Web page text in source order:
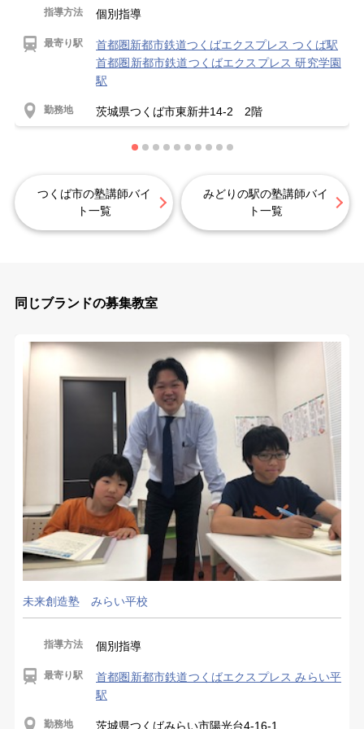
指導方法 個別指導
最寄り駅
首都圏新都市鉄道つくばエクスプレス つくば駅
首都圏新都市鉄道つくばエクスプレス 研究学園
駅
勤務地 茨城県つくば市東新井14-2 2階
つくば市の塾講師バイ
ト一覧
みどりの駅の塾講師バイ
ト一覧
同じブランドの募集教室
未来創造塾 みらい平校
指導方法 個別指導
最寄り駅
首都圏新都市鉄道つくばエクスプレス みらい平
駅
勤務地 茨城県つくばみらい市陽光台4-16-1